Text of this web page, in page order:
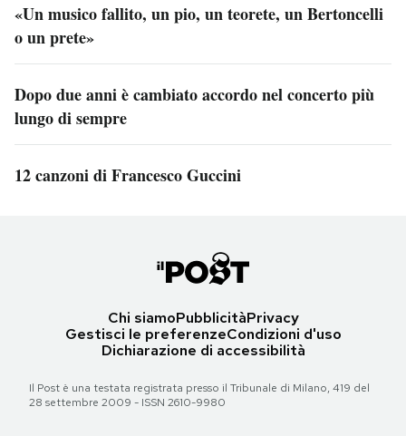
«Un musico fallito, un pio, un teorete, un Bertoncelli
o un prete»
Dopo due anni è cambiato accordo nel concerto più
lungo di sempre
12 canzoni di Francesco Guccini
Chi siamoPubblicitàPrivacy
Gestisci le preferenzeCondizioni d'uso
Dichiarazione di accessibilità
Il Post è una testata registrata presso il Tribunale di Milano, 419 del
28 settembre 2009 - ISSN 2610-9980